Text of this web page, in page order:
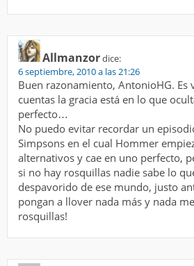
Allmanzordice:
6 septiembre, 2010 a las 21:26
Buen razonamiento, AntonioHG. Es
cuentas la gracia está en lo que
perfecto…
No puedo evitar recordar un
Simpsons en el cual Hommer
alternativos y cae en uno perfecto,
si no hay rosquillas nadie sabe lo
despavorido de ese mundo, justo
pongan a llover nada más y nada
rosquillas!